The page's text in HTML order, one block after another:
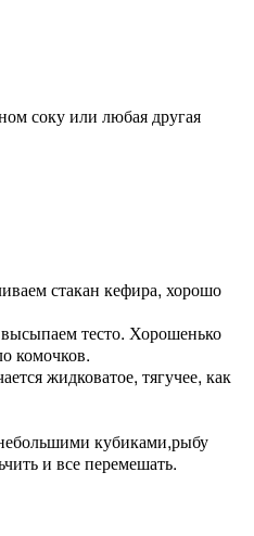
соку или любая другая
стакан кефира, хорошо
тесто. Хорошенько
комочков.
жидковатое, тягучее, как
кубиками,рыбу
и все перемешать.